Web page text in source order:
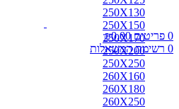
0 פריטים ₪0.00
0 רשימת המשאלות
250X130
250X150
250X170
250X200
250X250
260X160
260X180
260X250